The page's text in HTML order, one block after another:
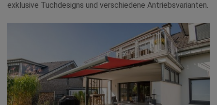
exklusive Tuchdesigns und verschiedene Antriebsvarianten.